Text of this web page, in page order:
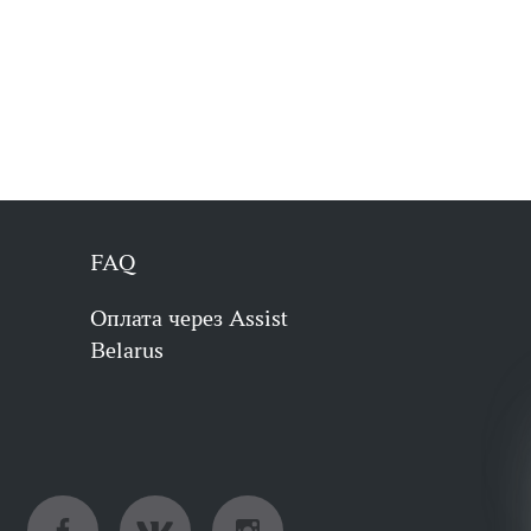
FAQ
Оплата через Assist
Belarus